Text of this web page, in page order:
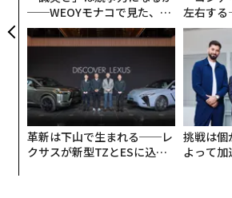
──WEOYモナコで見た、く
ら寿司の経営哲学
左右する
TIALが
革新は下山で生まれる──レ
クサスが新型TZとESに込め
挑戦は個
よって加